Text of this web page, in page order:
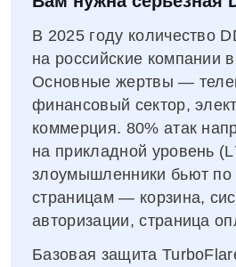
В 2025 году количество
на российские компании
Основные жертвы —
финансовый сектор,
коммерция. 80% атак
на прикладной уровень
злоумышленники бьют по
страницам — корзина,
авторизации, страница
Базовая защита